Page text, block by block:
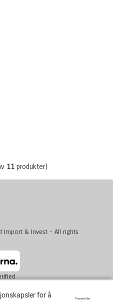
11produkter)
Import & Invest - All rights
for å Powered by
for å Powered by